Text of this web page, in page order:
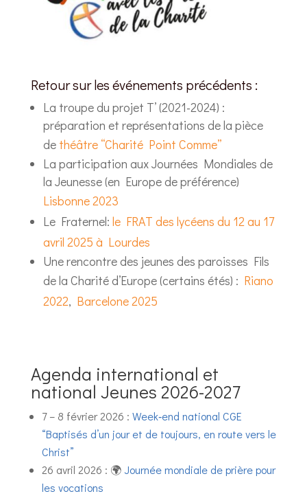
Retour sur les événements précédents :
La troupe du projet T’ (2021-2024) :
préparation et représentations de la pièce
de théâtre “Charité Point Comme”
La participation aux Journées Mondiales de
la Jeunesse (en Europe de préférence)
Lisbonne 2023
Le Fraternel: le FRAT des lycéens du 12 au 17
avril 2025 à Lourdes
Une rencontre des jeunes des paroisses Fils
de la Charité d’Europe (certains étés) : Riano
2022, Barcelone 2025
Agenda international et
national Jeunes 2026-2027
7 – 8 février 2026 : Week‑end national CGE
“Baptisés d’un jour et de toujours, en route vers le
Christ”
26 avril 2026 : 🌍 Journée mondiale de prière pour
les vocations